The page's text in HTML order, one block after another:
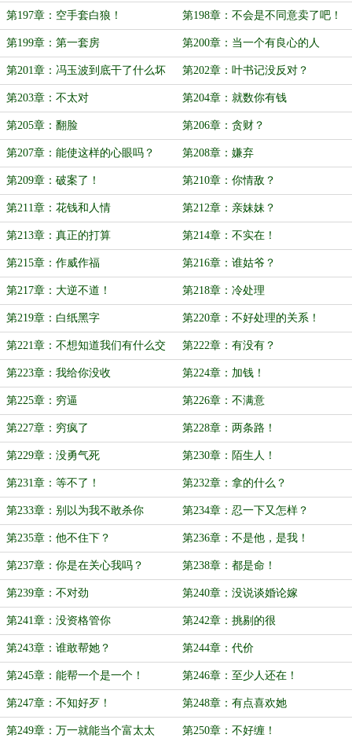
第197章：空手套白狼！ 第198章：不会是不同意卖了吧！
第199章：第一套房 第200章：当一个有良心的人
第201章：冯玉波到底干了什么坏
事
第202章：叶书记没反对？
第203章：不太对 第204章：就数你有钱
第205章：翻脸 第206章：贪财？
第207章：能使这样的心眼吗？ 第208章：嫌弃
第209章：破案了！ 第210章：你情敌？
第211章：花钱和人情 第212章：亲妹妹？
第213章：真正的打算 第214章：不实在！
第215章：作威作福 第216章：谁姑爷？
第217章：大逆不道！ 第218章：冷处理
第219章：白纸黑字 第220章：不好处理的关系！
第221章：不想知道我们有什么交
集吗？
第222章：有没有？
第223章：我给你没收 第224章：加钱！
第225章：穷逼 第226章：不满意
第227章：穷疯了 第228章：两条路！
第229章：没勇气死 第230章：陌生人！
第231章：等不了！ 第232章：拿的什么？
第233章：别以为我不敢杀你 第234章：忍一下又怎样？
第235章：他不住下？ 第236章：不是他，是我！
第237章：你是在关心我吗？ 第238章：都是命！
第239章：不对劲 第240章：没说谈婚论嫁
第241章：没资格管你 第242章：挑剔的很
第243章：谁敢帮她？ 第244章：代价
第245章：能帮一个是一个！ 第246章：至少人还在！
第247章：不知好歹！ 第248章：有点喜欢她
第249章：万一就能当个富太太 第250章：不好缠！